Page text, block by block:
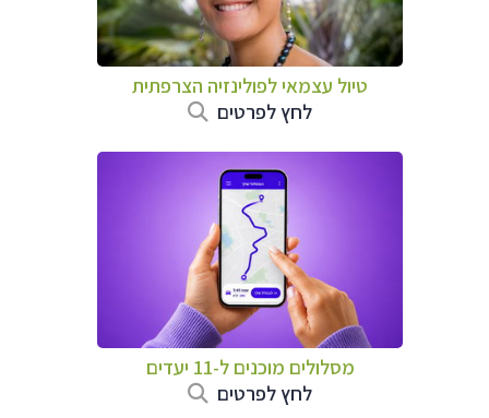
טיול עצמאי לפולינזיה הצרפתית
לחץ לפרטים
מסלולים מוכנים ל-11 יעדים
לחץ לפרטים